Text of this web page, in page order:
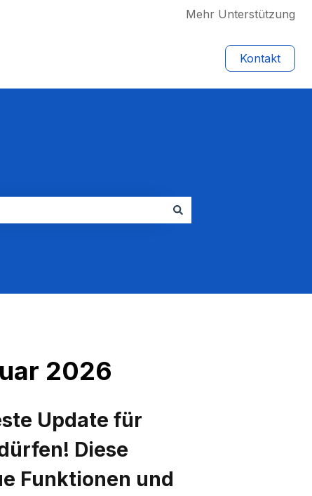
Mehr Unterstützung
Kontakt
2026
Update für
Diese
Funktionen und